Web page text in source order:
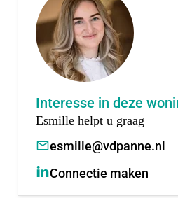
Interesse in deze
Esmille helpt u graag
esmille@vdpanne.nl
Connectie maken